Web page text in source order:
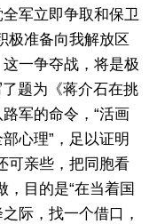
军立即争取和保卫
极准备向我解放区
一争夺战，将是极
题为《蒋介石在挑
军的命令，“活画
心理”，足以证明
可亲些，把同胞看
，目的是“在当着国
际，找一个借口，